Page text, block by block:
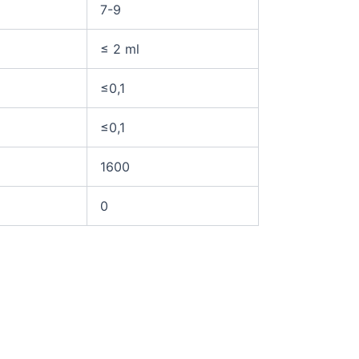
7-9
≤ 2 ml
≤0,1
≤0,1
1600
0